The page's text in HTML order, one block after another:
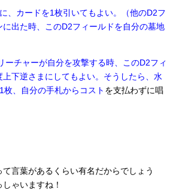
、カードを1枚引いてもよい。（他のD2フ
に出た時、このD2フィールドを自分の墓地
ーチャーが自分を攻撃する時、このD2フィ
下逆さまにしてもよい。そうしたら、水
、自分の手札からコスト を支払わずに唱
て言葉があるくらい有名だからでしょう
ゃいますね！